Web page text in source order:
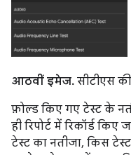
आठवीं इमेज. सीटीएस
फ़ोल्ड किए गए टेस्ट के
ही रिपोर्ट में रिकॉर्ड
टेस्ट का नतीजा, किस